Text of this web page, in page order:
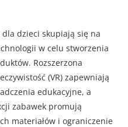
dzieci skupiają się na
w celu stworzenia
Rozszerzona
(VR) zapewniają
edukacyjne, a
zabawek promują
materiałów i ograniczenie